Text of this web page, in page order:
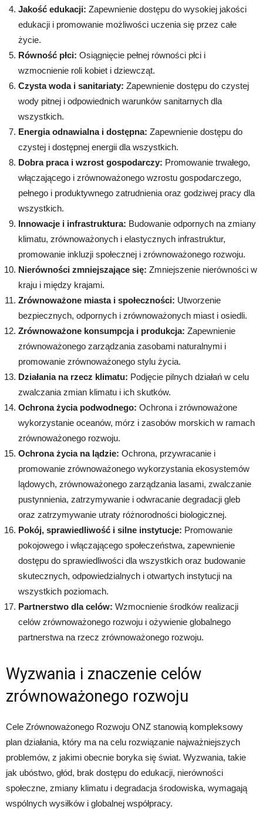
Jakość edukacji: Zapewnienie dostępu do wysokiej jakości
edukacji i promowanie możliwości uczenia się przez całe
życie.
Równość płci: Osiągnięcie pełnej równości płci i
wzmocnienie roli kobiet i dziewcząt.
Czysta woda i sanitariaty: Zapewnienie dostępu do czystej
wody pitnej i odpowiednich warunków sanitarnych dla
wszystkich.
Energia odnawialna i dostępna: Zapewnienie dostępu do
czystej i dostępnej energii dla wszystkich.
Dobra praca i wzrost gospodarczy: Promowanie trwałego,
włączającego i zrównoważonego wzrostu gospodarczego,
pełnego i produktywnego zatrudnienia oraz godziwej pracy dla
wszystkich.
Innowacje i infrastruktura: Budowanie odpornych na zmiany
klimatu, zrównoważonych i elastycznych infrastruktur,
promowanie inkluzji społecznej i zrównoważonego rozwoju.
Nierówności zmniejszające się: Zmniejszenie nierówności w
kraju i między krajami.
Zrównoważone miasta i społeczności: Utworzenie
bezpiecznych, odpornych i zrównoważonych miast i osiedli.
Zrównoważone konsumpcja i produkcja: Zapewnienie
zrównoważonego zarządzania zasobami naturalnymi i
promowanie zrównoważonego stylu życia.
Działania na rzecz klimatu: Podjęcie pilnych działań w celu
zwalczania zmian klimatu i ich skutków.
Ochrona życia podwodnego: Ochrona i zrównoważone
wykorzystanie oceanów, mórz i zasobów morskich w ramach
zrównoważonego rozwoju.
Ochrona życia na lądzie: Ochrona, przywracanie i
promowanie zrównoważonego wykorzystania ekosystemów
lądowych, zrównoważonego zarządzania lasami, zwalczanie
pustynnienia, zatrzymywanie i odwracanie degradacji gleb
oraz zatrzymywanie utraty różnorodności biologicznej.
Pokój, sprawiedliwość i silne instytucje: Promowanie
pokojowego i włączającego społeczeństwa, zapewnienie
dostępu do sprawiedliwości dla wszystkich oraz budowanie
skutecznych, odpowiedzialnych i otwartych instytucji na
wszystkich poziomach.
Partnerstwo dla celów: Wzmocnienie środków realizacji
celów zrównoważonego rozwoju i ożywienie globalnego
partnerstwa na rzecz zrównoważonego rozwoju.
Wyzwania i znaczenie celów
zrównoważonego rozwoju
Cele Zrównoważonego Rozwoju ONZ stanowią kompleksowy
plan działania, który ma na celu rozwiązanie najważniejszych
problemów, z jakimi obecnie boryka się świat. Wyzwania, takie
jak ubóstwo, głód, brak dostępu do edukacji, nierówności
społeczne, zmiany klimatu i degradacja środowiska, wymagają
wspólnych wysiłków i globalnej współpracy.